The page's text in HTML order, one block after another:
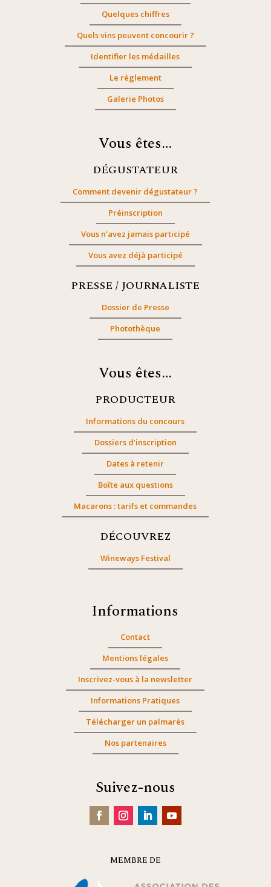
Quelques chiffres
Quels vins peuvent concourir ?
Identifier les médailles
Le règlement
Galerie Photos
Vous êtes…
DÉGUSTATEUR
Comment devenir dégustateur ?
Préinscription
Vous n’avez jamais participé
Vous avez déjà participé
PRESSE / JOURNALISTE
Dossier de Presse
Photothèque
Vous êtes…
PRODUCTEUR
Informations du concours
Dossiers d’inscription
Dates à retenir
Boîte aux questions
Macarons : tarifs et commandes
DÉCOUVREZ
Wineways Festival
Informations
Contact
Mentions légales
Inscrivez-vous à la newsletter
Informations Pratiques
Télécharger un palmarès
Nos partenaires
Suivez-nous
MEMBRE DE